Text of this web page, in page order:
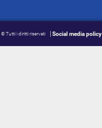
Tutti i diritti riservati Social media policy